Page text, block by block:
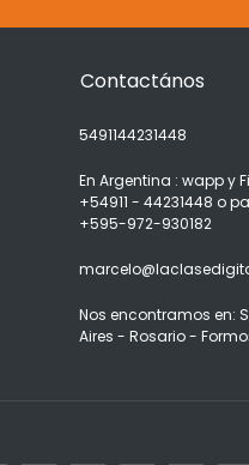
Contactános
5491144231448
En Argentina : wapp y
+54911 - 44231448 o
+595-972-930182
Nos encontramos en:
Aires - Rosario -